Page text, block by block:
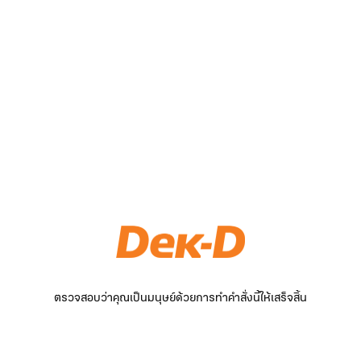
ตรวจสอบว่าคุณเป็นมนุษย์ด้วยการทำคำสั่งนี้ให้เสร็จสิ้น